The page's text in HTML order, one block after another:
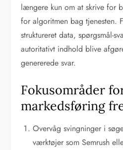
længere kun om at skrive for
for algoritmen bag tjenesten.
struktureret data, spørgsmål-
autoritativt indhold blive
genererede svar.
Fokusområder
markedsføring
Overvåg svingninger i
værktøjer som Semrush